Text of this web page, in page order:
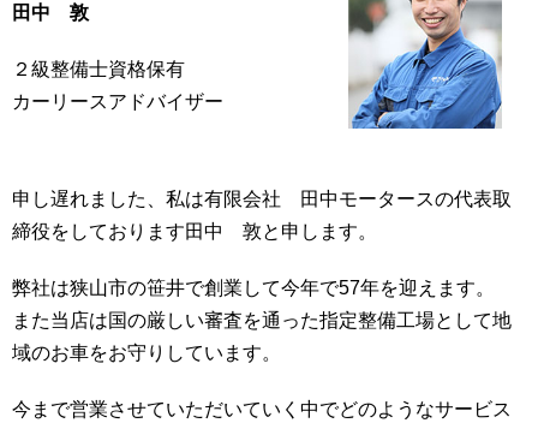
田中 敦
２級整備士資格保有
カーリースアドバイザー
申し遅れました、私は有限会社 田中モータースの代表取
締役をしております田中 敦と申します。
弊社は狭山市の笹井で創業して今年で57年を迎えます。
また当店は国の厳しい審査を通った指定整備工場として地
域のお車をお守りしています。
今まで営業させていただいていく中でどのようなサービス